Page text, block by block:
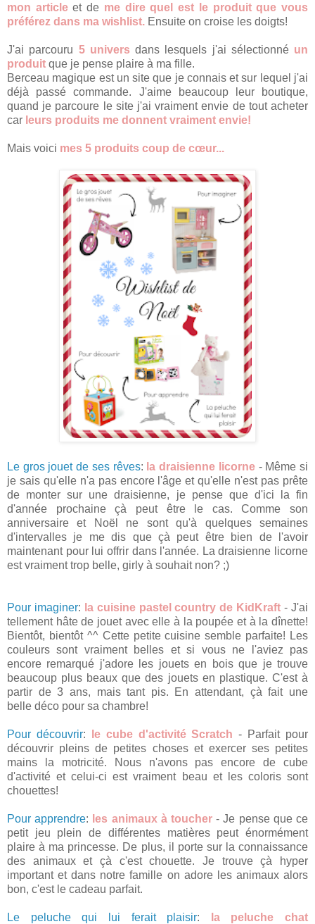
mon articleet de me dire quel est le produit que vous
préférez dans ma wishlist. Ensuite on croise les doigts!
J'ai parcouru 5 univers dans lesquels j'ai sélectionné un
produit que je pense plaire à ma fille.
Berceau magique est un site que je connais et sur lequel j'ai
déjà passé commande. J'aime beaucoup leur boutique,
quand je parcoure le site j'ai vraiment envie de tout acheter
car leurs produits me donnent vraiment envie!
Mais voici mes 5 produits coup de cœur...
Le gros jouet de ses rêves: la draisienne licorne- Même si
je sais qu'elle n'a pas encore l'âge et qu'elle n'est pas prête
de monter sur une draisienne, je pense que d'ici la fin
d'année prochaine çà peut être le cas. Comme son
anniversaire et Noël ne sont qu'à quelques semaines
d'intervalles je me dis que çà peut être bien de l'avoir
maintenant pour lui offrir dans l'année. La draisienne licorne
est vraiment trop belle, girly à souhait non? ;)
Pour imaginer: la cuisine pastel country de KidKraft - J'ai
tellement hâte de jouet avec elle à la poupée et à la dînette!
Bientôt, bientôt ^^ Cette petite cuisine semble parfaite! Les
couleurs sont vraiment belles et si vous ne l'aviez pas
encore remarqué j'adore les jouets en bois que je trouve
beaucoup plus beaux que des jouets en plastique. C'est à
partir de 3 ans, mais tant pis. En attendant, çà fait une
belle déco pour sa chambre!
Pour découvrir: le cube d'activité Scratch - Parfait pour
découvrir pleins de petites choses et exercer ses petites
mains la motricité. Nous n'avons pas encore de cube
d'activité et celui-ci est vraiment beau et les coloris sont
chouettes!
Pour apprendre: les animaux à toucher - Je pense que ce
petit jeu plein de différentes matières peut énormément
plaire à ma princesse. De plus, il porte sur la connaissance
des animaux et çà c'est chouette. Je trouve çà hyper
important et dans notre famille on adore les animaux alors
bon, c'est le cadeau parfait.
Le peluche qui lui ferait plaisir:
la peluche chat